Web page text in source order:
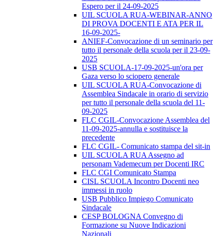
Espero per il 24-09-2025
UIL SCUOLA RUA-WEBINAR-ANNO
DI PROVA DOCENTI E ATA PER IL
16-09-2025-
ANIEF-Convocazione di un seminario per
tutto il personale della scuola per il 23-09-
2025
USB SCUOLA-17-09-2025-un'ora per
Gaza verso lo sciopero generale
UIL SCUOLA RUA-Convocazione di
Assemblea Sindacale in orario di servizio
per tutto il personale della scuola del 11-
09-2025
FLC CGIL-Convocazione Assemblea del
11-09-2025-annulla e sostituisce la
precedente
FLC CGIL- Comunicato stampa del sit-in
UIL SCUOLA RUA Assegno ad
personam Vademecum per Docenti IRC
FLC CGI Comunicato Stampa
CISL SCUOLA Incontro Docenti neo
immessi in ruolo
USB Pubblico Impiego Comunicato
Sindacale
CESP BOLOGNA Convegno di
Formazione su Nuove Indicazioni
Nazionali